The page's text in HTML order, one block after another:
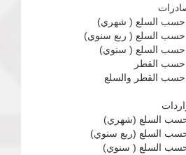
حسب السلع ( شهري)
حسب السلع ( ربع سنوي)
حسب السلع ( سنوي)
حسب القطر
حسب القطر والسلع
حسب السلع (شهري)
حسب السلع (ربع سنوي)
حسب السلع ( سنوي)